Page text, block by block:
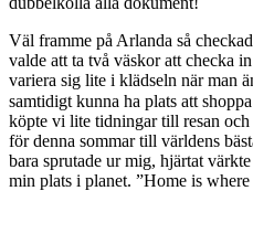
Väl framme på Arlanda så
valde att ta två väskor att checka
variera sig lite i klädseln när man
samtidigt kunna ha plats att
köpte vi lite tidningar till resan och
för denna sommar till världens
bara sprutade ur mig, hjärtat
min plats i planet. ”Home is